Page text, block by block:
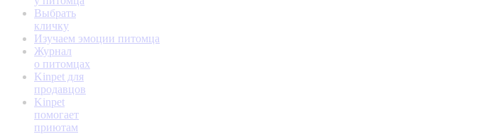
Выбрать
кличку
Изучаем эмоции питомца
Журнал
о питомцах
Kinpet для
продавцов
Kinpet
помогает
приютам